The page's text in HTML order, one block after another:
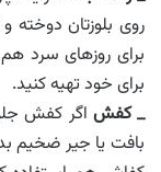
روی بلوزتان دوخته
برای روزهای سرد
برای خود تهیه کنید.
_ کفش اگر کفش
بافت یا جیر ضخیم